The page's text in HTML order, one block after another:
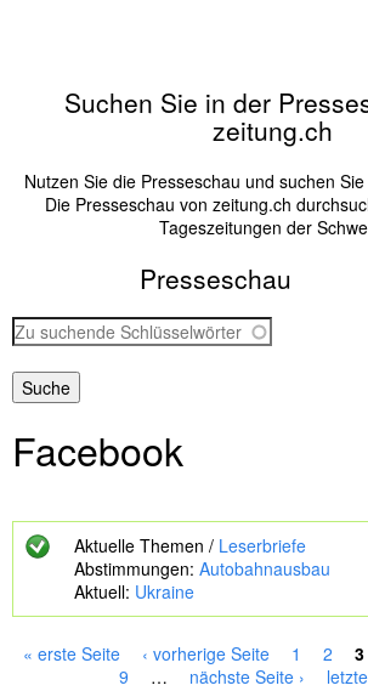
Suchen Sie in der
zeitung.ch
Nutzen Sie die Presseschau und suchen
Die Presseschau von zeitung.ch
Tageszeitungen der
Presseschau
Z
u
s
u
h
eFacebook
Aktuelle Themen / Leserbriefe
Abstimmungen: Autobahnausbau
Aktuell: Ukraine
« erste Seite ‹ vorherige Seite 1 2 3
9
… nächste Seite ›